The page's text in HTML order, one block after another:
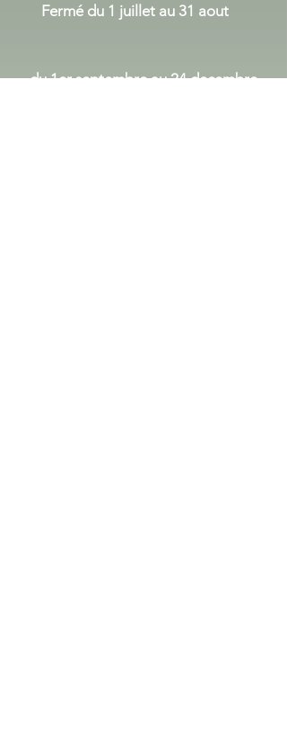
du 1er septembre au 24 decembre
Fermé du 1 juillet au 31 aout